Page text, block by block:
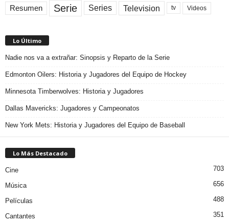
Resumen Serie Series Television tv Videos
Lo Último
Nadie nos va a extrañar: Sinopsis y Reparto de la Serie
Edmonton Oilers: Historia y Jugadores del Equipo de Hockey
Minnesota Timberwolves: Historia y Jugadores
Dallas Mavericks: Jugadores y Campeonatos
New York Mets: Historia y Jugadores del Equipo de Baseball
Lo Más Destacado
Cine 703
Música 656
Películas 488
Cantantes 351